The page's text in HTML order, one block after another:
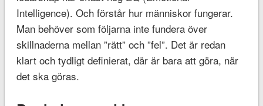
Intelligence). Och förstår hur människor fungerar.
Man behöver som följarna inte fundera över
skillnaderna mellan ”rätt” och ”fel”. Det är redan
klart och tydligt definierat, där är bara att göra, när
det ska göras.